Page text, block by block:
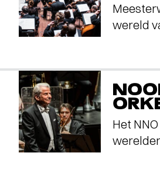
wereld
Het